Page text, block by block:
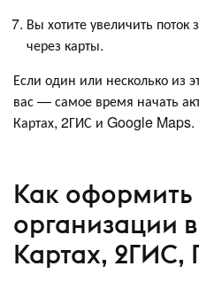
Вы хотите увеличить поток
через карты.
Если один или несколько из
вас — самое время начать
Картах, 2ГИС и Google Maps.
Как оформить
организации
Картах, 2ГИС,